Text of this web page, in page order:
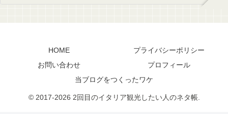
HOME
プライバシーポリシー
お問い合わせ
プロフィール
当ブログをつくったワケ
© 2017-2026 2回目のイタリア観光したい人のネタ帳.